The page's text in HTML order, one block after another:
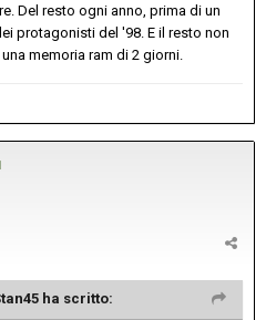
Del resto ogni anno, prima di un
protagonisti del '98. E il resto non
memoria ram di 2 giorni.
ha scritto: